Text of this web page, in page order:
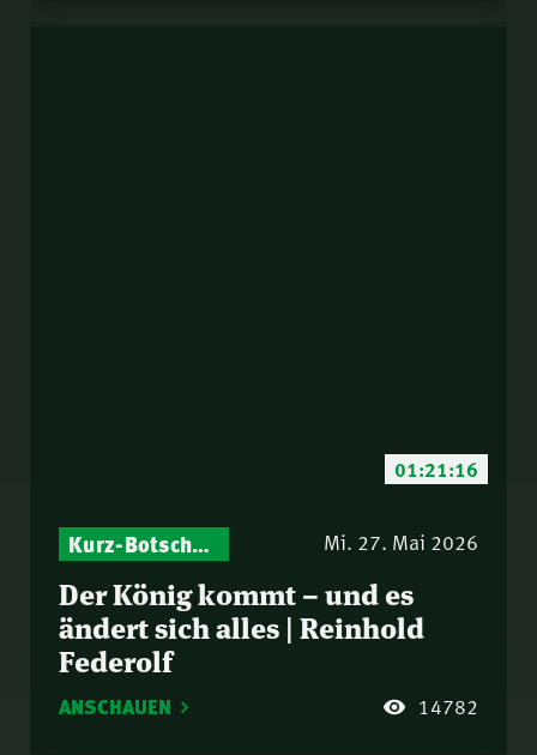
01:21:16
Israel – Biblische Perspektiven & aktuelle Einordnungen
Kurz-Botschaften – Biblische Impulse mit Zukunft im Blick Mi. 27. Mai 2026
Der König kommt – und es
ändert sich alles | Reinhold
Federolf
ANSCHAUEN 14782